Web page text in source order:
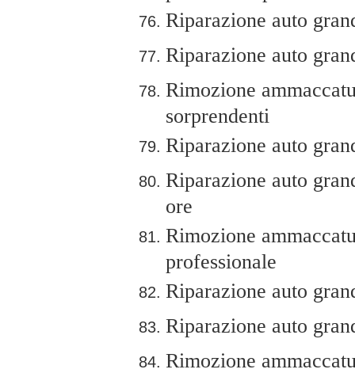
Riparazione auto
Riparazione auto
Rimozione
sorprendenti
Riparazione auto
Riparazione auto
ore
Rimozione
professionale
Riparazione auto
Riparazione auto
Rimozione